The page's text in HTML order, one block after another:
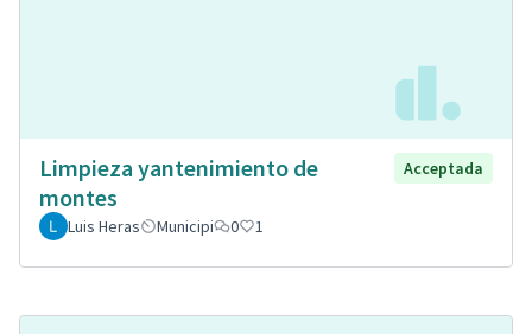
Limpieza yantenimiento de
montes
Acceptada
Luis Heras Municipi 0 1